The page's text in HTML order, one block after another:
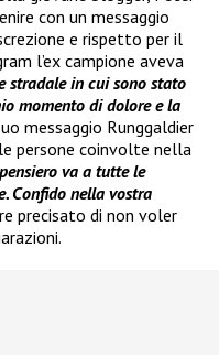
con un messaggio
e rispetto per il
l’ex campione aveva
stradale in cui sono stato
momento di dolore e la
messaggio Runggaldier
persone coinvolte nella
va a tutte le
Confido nella vostra
precisato di non voler